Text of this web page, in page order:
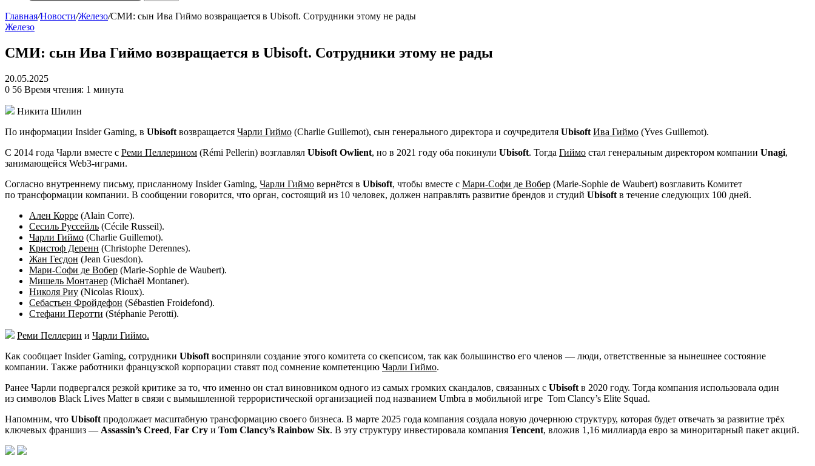
Главная/Новости/Железо/СМИ: сын Ива Гиймо возвращается в Ubisoft. Сотрудники этому не рады
Железо
СМИ: сын Ива Гиймо возвращается в Ubisoft. Сотрудники этому не рады
20.05.2025
0 56 Время чтения: 1 минута
Никита Шилин
По информации Insider Gaming, в Ubisoft возвращается Чарли Гиймо (Charlie Guillemot), сын генерального директора и соучредителя Ubisoft Ива Гиймо (Yves Guillemot).
С 2014 года Чарли вместе с Реми Пеллерином (Rémi Pellerin) возглавлял Ubisoft Owlient, но в 2021 году оба покинули Ubisoft. Тогда Гиймо стал генеральным директором компании Unagi,
занимающейся Web3-играми.
Согласно внутреннему письму, присланному Insider Gaming, Чарли Гиймо вернётся в Ubisoft, чтобы вместе с Мари-Софи де Вобер (Marie-Sophie de Waubert) возглавить Комитет
по трансформации компании. В сообщении говорится, что орган, состоящий из 10 человек, должен направлять развитие брендов и студий Ubisoft в течение следующих 100 дней.
Ален Корре (Alain Corre).
Сесиль Руссейль (Cécile Russeil).
Чарли Гиймо (Charlie Guillemot).
Кристоф Деренн (Christophe Derennes).
Жан Гесдон (Jean Guesdon).
Мари-Софи де Вобер (Marie-Sophie de Waubert).
Мишель Монтанер (Michaël Montaner).
Николя Риу (Nicolas Rioux).
Себастьен Фройдефон (Sébastien Froidefond).
Стефани Перотти (Stéphanie Perotti).
Реми Пеллерин и Чарли Гиймо.
Как сообщает Insider Gaming, сотрудники Ubisoft восприняли создание этого комитета со скепсисом, так как большинство его членов — люди, ответственные за нынешнее состояние
компании. Также работники французской корпорации ставят под сомнение компетенцию Чарли Гиймо.
Ранее Чарли подвергался резкой критике за то, что именно он стал виновником одного из самых громких скандалов, связанных с Ubisoft в 2020 году. Тогда компания использовала один
из символов Black Lives Matter в связи с вымышленной террористической организацией под названием Umbra в мобильной игре Tom Clancy’s Elite Squad.
Напомним, что Ubisoft продолжает масштабную трансформацию своего бизнеса. В марте 2025 года компания создала новую дочернюю структуру, которая будет отвечать за развитие трёх
ключевых франшиз — Assassin’s Creed, Far Cry и Tom Clancy’s Rainbow Six. В эту структуру инвестировала компания Tencent, вложив 1,16 миллиарда евро за миноритарный пакет акций.